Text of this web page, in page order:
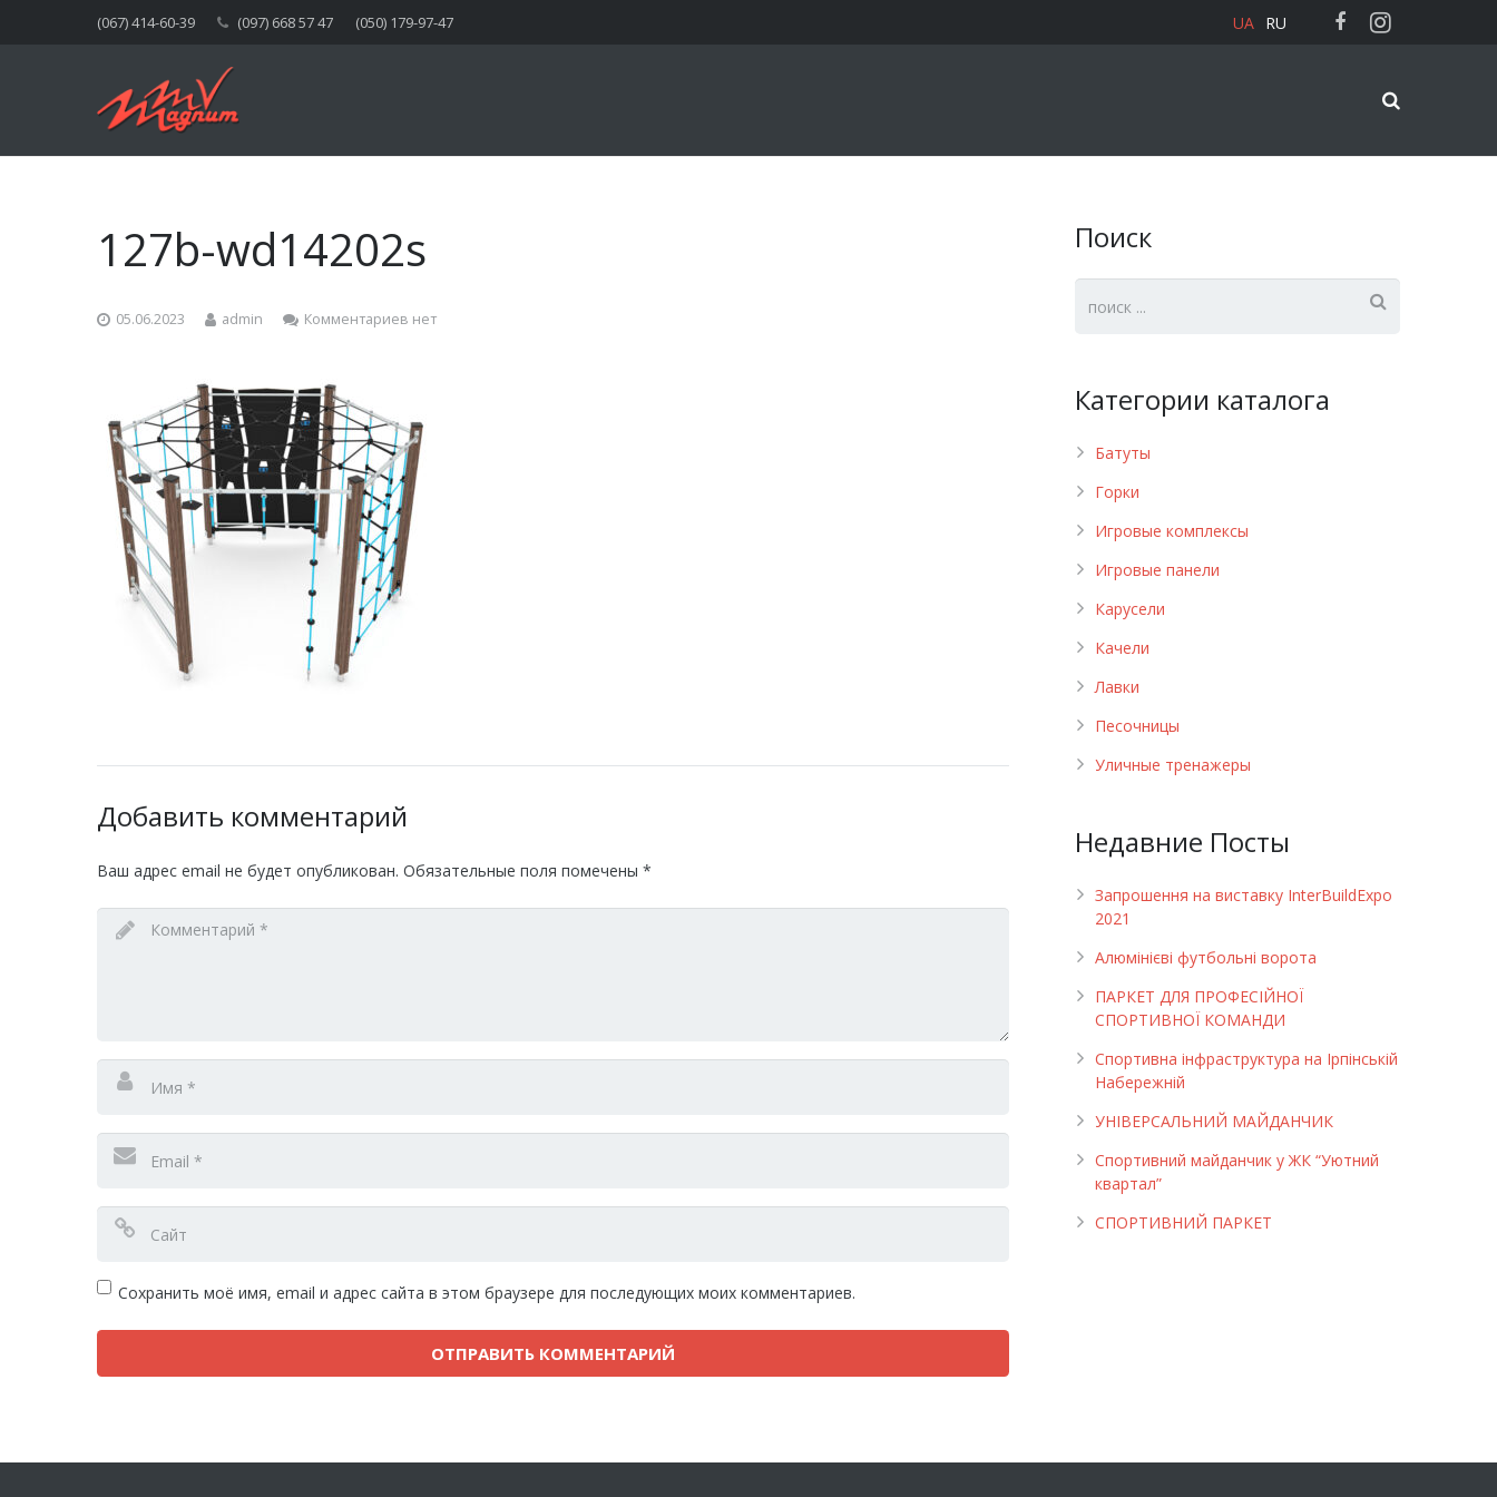
(067) 414-60-39 (097) 668 57 47 (050) 179-97-47 UA RU
127b-wd14202s
05.06.2023 admin Комментариев нет
Добавить комментарий
Ваш адрес email не будет опубликован. Обязательные поля помечены *
Сохранить моё имя, email и адрес сайта в этом браузере для последующих моих комментариев.
Поиск
Категории каталога
Батуты
Горки
Игровые комплексы
Игровые панели
Карусели
Качели
Лавки
Песочницы
Уличные тренажеры
Недавние Посты
Запрошення на виставку InterBuildExpo
2021
Алюмінієві футбольні ворота
ПАРКЕТ ДЛЯ ПРОФЕСІЙНОЇ
СПОРТИВНОЇ КОМАНДИ
Спортивна інфраструктура на Ірпінській
Набережній
УНІВЕРСАЛЬНИЙ МАЙДАНЧИК
Cпортивний майданчик у ЖК “Уютний
квартал”
СПОРТИВНИЙ ПАРКЕТ